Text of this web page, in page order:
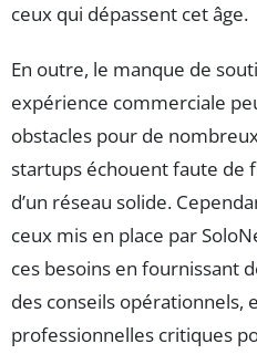
ceux qui dépassent cet âge.
En outre, le manque de
expérience commerciale
obstacles pour de
startups échouent faute de
d’un réseau solide.
ceux mis en place par
ces besoins en fournissant
des conseils opérationnels,
professionnelles critiques